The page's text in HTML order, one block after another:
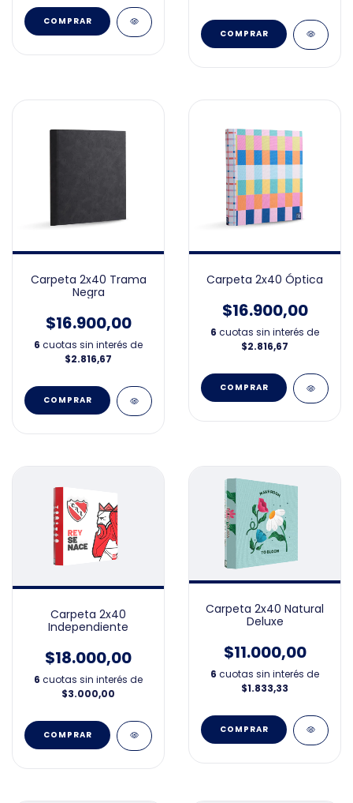
Carpeta 2x40 Trama
Negra
$16.900,00
6 cuotas sin interés de
$2.816,67
Carpeta 2x40 Óptica
$16.900,00
6 cuotas sin interés de
$2.816,67
Carpeta 2x40
Independiente
$18.000,00
6 cuotas sin interés de
$3.000,00
Carpeta 2x40 Natural
Deluxe
$11.000,00
6 cuotas sin interés de
$1.833,33